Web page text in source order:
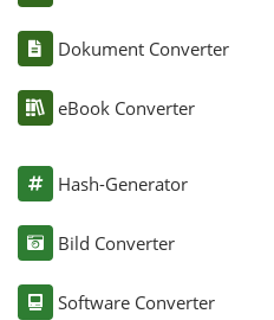
Dokument Converter
eBook Converter
Hash-Generator
Bild Converter
Software Converter